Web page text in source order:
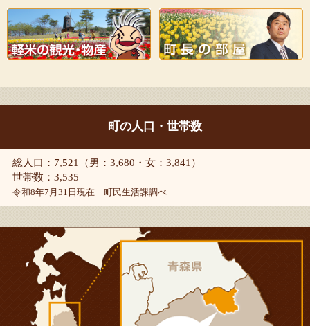
町の人口・世帯数
総人口：7,521（男：3,680・女：3,841）
世帯数：3,535
令和8年7月31日現在 町民生活課調べ